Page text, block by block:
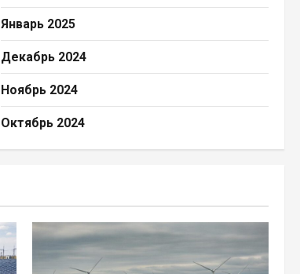
Январь 2025
Декабрь 2024
Ноябрь 2024
Октябрь 2024